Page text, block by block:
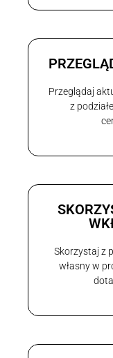
Przeglądaj
z
Skorzystaj z
własny w